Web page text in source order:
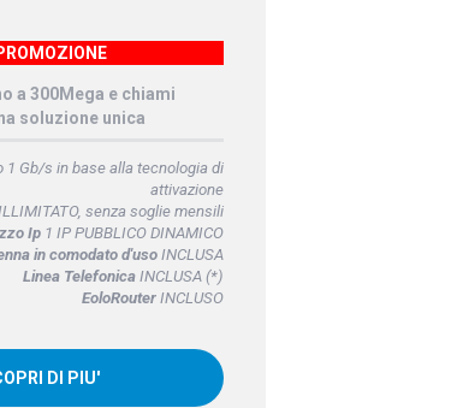
a 300Mega e chiami
soluzione unica
Gb/s in base alla tecnologia di
attivazione
senza soglie mensili
Ip1 IP PUBBLICO DINAMICO
in comodato d'usoINCLUSA
Linea TelefonicaINCLUSA (*)
EoloRouterINCLUSO
DI PIU'